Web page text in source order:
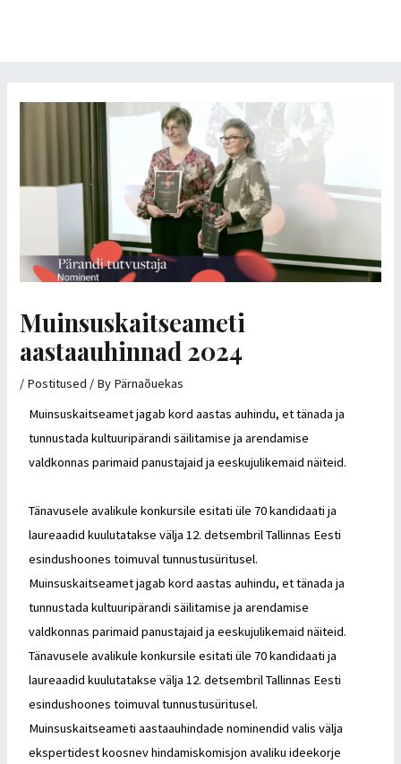
Muinsuskaitseameti
aastaauhinnad 2024
/ Postitused / By Pärnaõuekas
Muinsuskaitseamet jagab kord aastas auhindu, et tänada ja
tunnustada kultuuripärandi säilitamise ja arendamise
valdkonnas parimaid panustajaid ja eeskujulikemaid näiteid.
Tänavusele avalikule konkursile esitati üle 70 kandidaati ja
laureaadid kuulutatakse välja 12. detsembril Tallinnas Eesti
esindushoones toimuval tunnustusüritusel.
Muinsuskaitseamet jagab kord aastas auhindu, et tänada ja
tunnustada kultuuripärandi säilitamise ja arendamise
valdkonnas parimaid panustajaid ja eeskujulikemaid näiteid.
Tänavusele avalikule konkursile esitati üle 70 kandidaati ja
laureaadid kuulutatakse välja 12. detsembril Tallinnas Eesti
esindushoones toimuval tunnustusüritusel.
Muinsuskaitseameti aastaauhindade nominendid valis välja
ekspertidest koosnev hindamiskomisjon avaliku ideekorje